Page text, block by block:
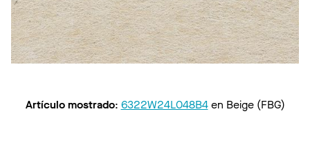
Artículo mostrado: 6322W24L048B4 en Beige (FBG)